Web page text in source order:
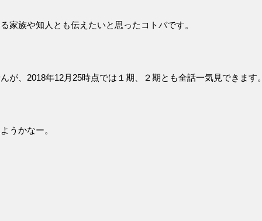
家族や知人とも伝えたいと思ったコトバです。
が、2018年12月25時点では１期、２期とも全話一気見できます。
うかなー。